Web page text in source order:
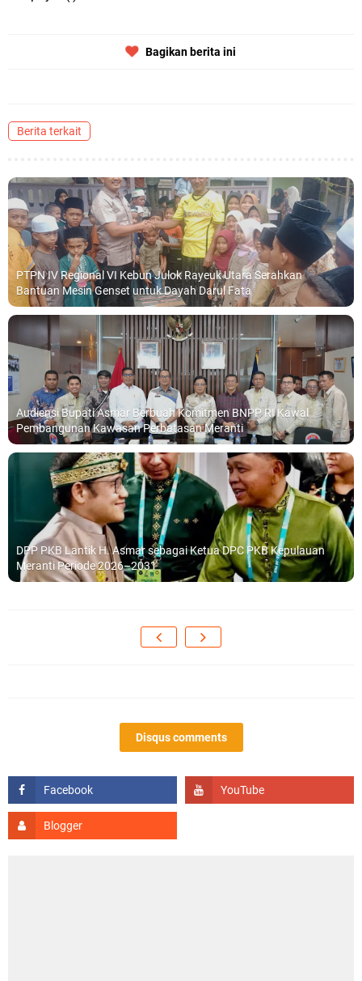
Bagikan berita ini
Berita terkait
PTPN IV Regional VI Kebun Julok Rayeuk Utara Serahkan
Bantuan Mesin Genset untuk Dayah Darul Fata
Audiensi Bupati Asmar Berbuah Komitmen BNPP RI Kawal
Pembangunan Kawasan Perbatasan Meranti
DPP PKB Lantik H. Asmar sebagai Ketua DPC PKB Kepulauan
Meranti Periode 2026–2031
Disqus comments